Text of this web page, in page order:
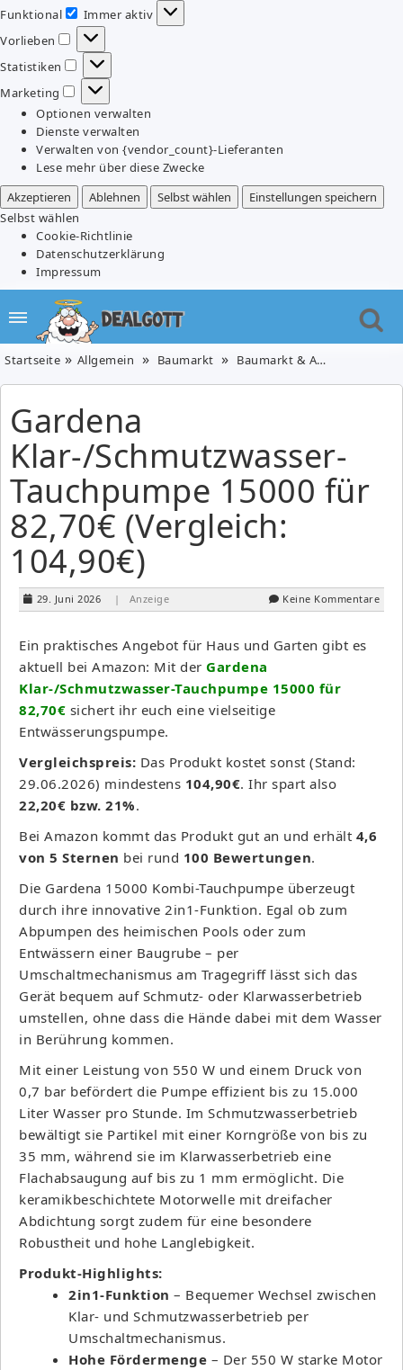
Funktional
Funktional
Immer aktiv
Vorlieben
Vorlieben
Statistiken
Statistiken
Marketing
Marketing
Optionen verwalten
Dienste verwalten
Verwalten von {vendor_count}-Lieferanten
Lese mehr über diese Zwecke
Akzeptieren
Ablehnen Selbst wählen
Einstellungen speichern
Selbst wählen
Cookie-Richtlinie
Datenschutzerklärung
Impressum
Startseite Allgemein Baumarkt Baumarkt & Auto
Gardena
Klar-/Schmutzwasser-
Tauchpumpe 15000 für
82,70€ (Vergleich:
104,90€)
29. Juni 2026 | Anzeige Keine Kommentare
Ein praktisches Angebot für Haus und Garten gibt es
aktuell bei Amazon: Mit der Gardena
Klar-/Schmutzwasser-Tauchpumpe 15000 für
82,70€ sichert ihr euch eine vielseitige
Entwässerungspumpe.
Vergleichspreis: Das Produkt kostet sonst (Stand:
29.06.2026) mindestens 104,90€. Ihr spart also
22,20€ bzw. 21%.
Bei Amazon kommt das Produkt gut an und erhält 4,6
von 5 Sternen bei rund 100 Bewertungen.
Die Gardena 15000 Kombi-Tauchpumpe überzeugt
durch ihre innovative 2in1-Funktion. Egal ob zum
Abpumpen des heimischen Pools oder zum
Entwässern einer Baugrube – per
Umschaltmechanismus am Tragegriff lässt sich das
Gerät bequem auf Schmutz- oder Klarwasserbetrieb
umstellen, ohne dass die Hände dabei mit dem Wasser
in Berührung kommen.
Mit einer Leistung von 550 W und einem Druck von
0,7 bar befördert die Pumpe effizient bis zu 15.000
Liter Wasser pro Stunde. Im Schmutzwasserbetrieb
bewältigt sie Partikel mit einer Korngröße von bis zu
35 mm, während sie im Klarwasserbetrieb eine
Flachabsaugung auf bis zu 1 mm ermöglicht. Die
keramikbeschichtete Motorwelle mit dreifacher
Abdichtung sorgt zudem für eine besondere
Robustheit und hohe Langlebigkeit.
Produkt-Highlights:
2in1-Funktion – Bequemer Wechsel zwischen
Klar- und Schmutzwasserbetrieb per
Umschaltmechanismus.
Hohe Fördermenge – Der 550 W starke Motor